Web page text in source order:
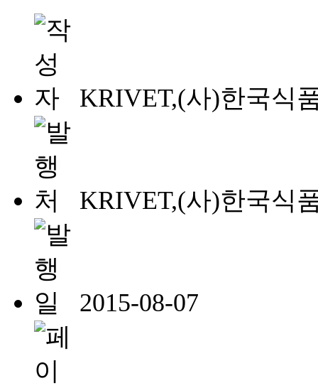
KRIVET,(사)한국식
KRIVET,(사)한국식
2015-08-07